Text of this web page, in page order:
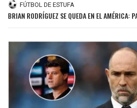
FÚTBOL DE ESTUFA
BRIAN RODRÍGUEZ SE QUEDA EN EL AMÉRICA: